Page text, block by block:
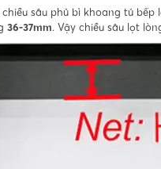
sâu phủ bì khoang tủ bếp
36-37mm. Vậy chiều sâu lọt